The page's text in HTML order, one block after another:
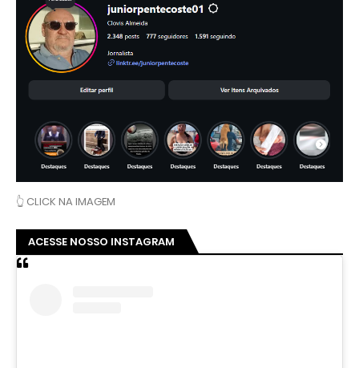
👆 CLICK NA IMAGEM
ACESSE NOSSO INSTAGRAM